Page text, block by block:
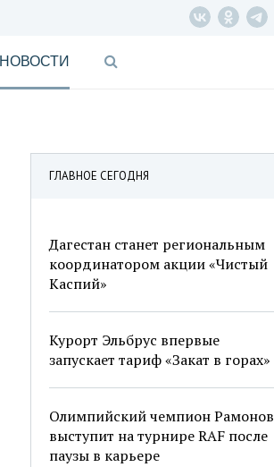
НОВОСТИ
ГЛАВНОЕ СЕГОДНЯ
Дагестан станет региональным
координатором акции «Чистый
Каспий»
Курорт Эльбрус впервые
запускает тариф «Закат в горах»
Олимпийский чемпион Рамонов
выступит на турнире RAF после
паузы в карьере